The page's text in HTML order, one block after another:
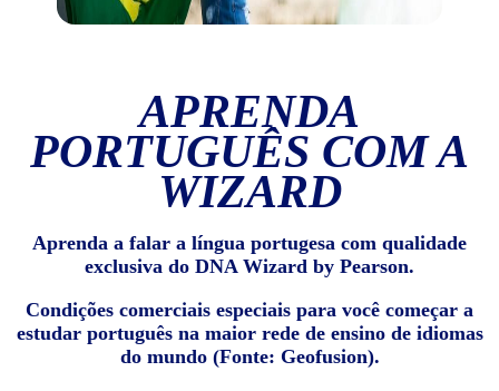
APRENDA
PORTUGUÊS COM A
WIZARD
Aprenda a falar a língua portugesa com qualidade
exclusiva do DNA Wizard by Pearson.
Condições comerciais especiais para você começar a
estudar português na maior rede de ensino de idiomas
do mundo (Fonte: Geofusion).